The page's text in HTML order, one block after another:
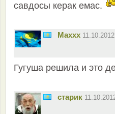
савдосы керак емас.
Maxxx
Гугуша решила и это
старик